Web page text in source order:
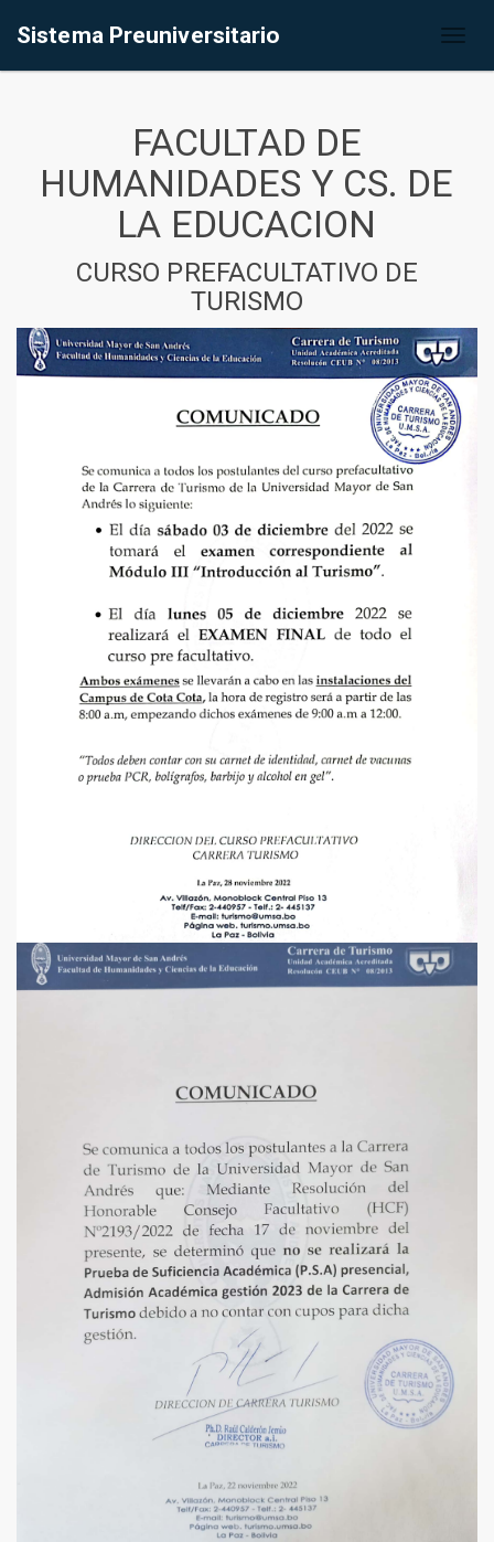
Sistema Preuniversitario
FACULTAD DE
HUMANIDADES Y CS. DE
LA EDUCACION
CURSO PREFACULTATIVO DE
TURISMO